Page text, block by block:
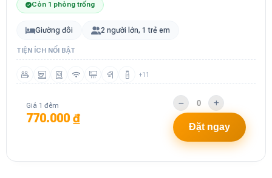
Còn 1 phòng trống
Giường đôi 2 người lớn, 1 trẻ em
TIỆN ÍCH NỔI BẬT
+11
Giá 1 đêm
770.000 ₫
Đặt ngay